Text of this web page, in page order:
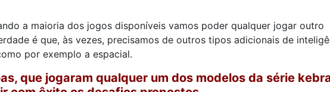
a maioria dos jogos disponíveis vamos poder qualquer jogar outro
é que, às vezes, precisamos de outros tipos adicionais de
por exemplo a espacial.
que jogaram qualquer um dos modelos da série